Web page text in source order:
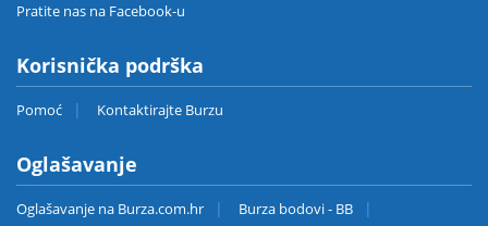
Pratite nas na Facebook-u
Korisnička podrška
Pomoć Kontaktirajte Burzu
Oglašavanje
Oglašavanje na Burza.com.hr
Burza bodovi - BB